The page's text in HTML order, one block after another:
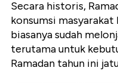
Secara historis,
konsumsi masyarakat
biasanya sudah
terutama untuk
Ramadan tahun ini